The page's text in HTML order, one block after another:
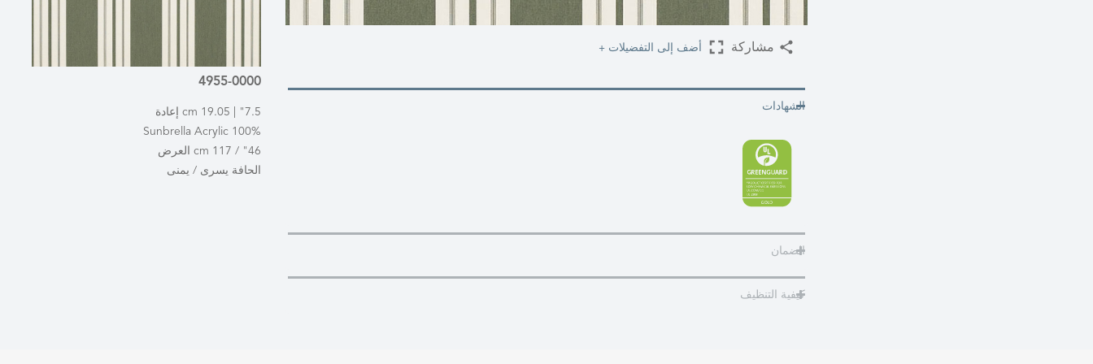
4955-0000
7.5" | 19.05 cm إعادة
100% Sunbrella Acrylic
46" / 117 cm العرض
الحافة يسرى / يمنى
مشاركة أضف إلى التفضيلات +
الشهادات
الضمان
كيفية التنظيف